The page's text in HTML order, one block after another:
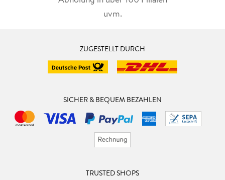
uvm.
ZUGESTELLT DURCH
SICHER & BEQUEM BEZAHLEN
TRUSTED SHOPS